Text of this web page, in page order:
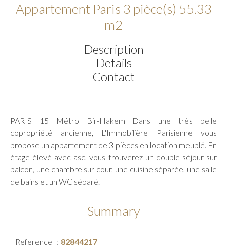
Appartement Paris 3 pièce(s) 55.33
m2
Description
Details
Contact
PARIS 15 Métro Bir-Hakem Dans une très belle
copropriété ancienne, L'Immobilière Parisienne vous
propose un appartement de 3 pièces en location meublé. En
étage élevé avec asc, vous trouverez un double séjour sur
balcon, une chambre sur cour, une cuisine séparée, une salle
de bains et un WC séparé.
Summary
Reference 82844217